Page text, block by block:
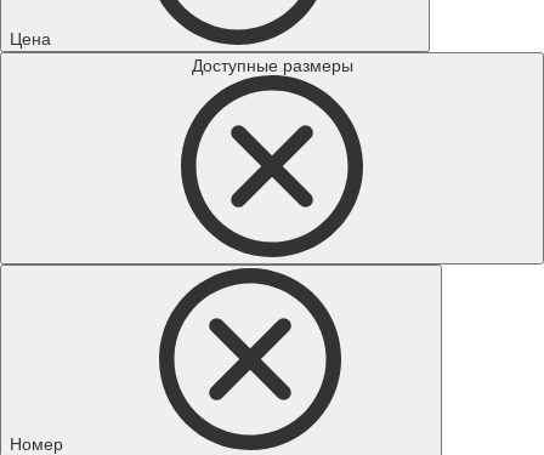
Цена
Доступные размеры
Номер